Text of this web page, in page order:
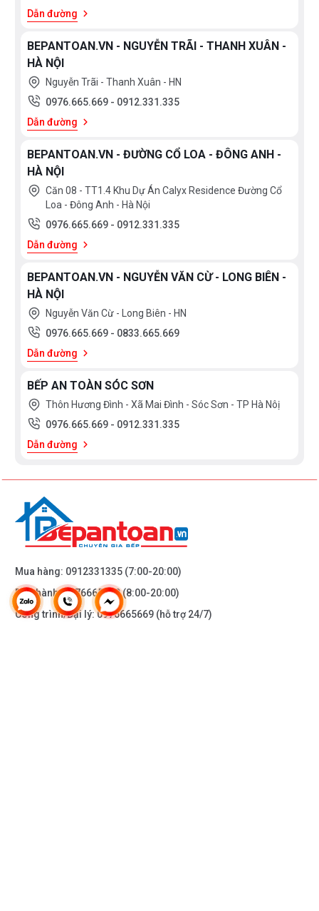
Dẫn đường
BEPANTOAN.VN - NGUYỄN TRÃI - THANH XUÂN -
HÀ NỘI
Nguyễn Trãi - Thanh Xuân - HN
0976.665.669 - 0912.331.335
Dẫn đường
BEPANTOAN.VN - ĐƯỜNG CỔ LOA - ĐÔNG ANH -
HÀ NỘI
Căn 08 - TT1.4 Khu Dự Án Calyx Residence Đường Cổ
Loa - Đông Anh - Hà Nội
0976.665.669 - 0912.331.335
Dẫn đường
BEPANTOAN.VN - NGUYỄN VĂN CỪ - LONG BIÊN -
HÀ NỘI
Nguyễn Văn Cừ - Long Biên - HN
0976.665.669 - 0833.665.669
Dẫn đường
BẾP AN TOÀN SÓC SƠN
Thôn Hương Đình - Xã Mai Đình - Sóc Sơn - TP Hà Nôị
0976.665.669 - 0912.331.335
Dẫn đường
Mua hàng: 0912331335 (7:00-20:00)
Bảo hành:0976665669(8:00-20:00)
Công trình/Đại lý:0976665669 (hỗ trợ 24/7)